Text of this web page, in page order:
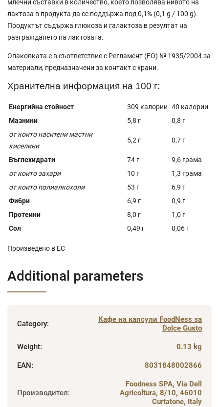
млечни съставки в количество, което позволява нивото на
лактоза в продукта да се поддържа под 0,1% (0,1 g / 100 g).
Продуктът съдържа глюкоза и галактоза в резултат на
разграждането на лактозата.
Опаковката е в съответствие с Регламент (ЕО) № 1935/2004 за
материали, предназначени за контакт с храни.
Хранителна информация на 100 г:
Енергийна стойност 309 калории 40 калории
Мазнини
5,8 г
0,8 г
от които наситени мастни
киселини
5,2 г 0,7 г
Въглехидрати 74 г
9,6 грама
от които захари
10 г
1,3 грама
от които полиалкохоли
53 г
6,9 г
Фибри
6,9 г
0,9 г
Протеини
8,0 г
1,0 г
Сол
0,49 г 0,06 г
Произведено в ЕС
Additional parameters
Category:
Кафе на капсули FoodNess за
Dolce Gusto
Weight: 0.13 kg
EAN: 8031848002866
Производител:
Foodness SPA, Via Dell
Agricoltura, 8/10, 46010
Curtatone, Italy